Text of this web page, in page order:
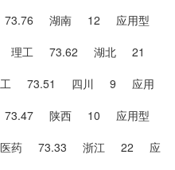
73.76 湖南 12 应用型
院 理工 73.62 湖北 21
工 73.51 四川 9 应用
73.47 陕西 10 应用型
医药 73.33 浙江 22 应